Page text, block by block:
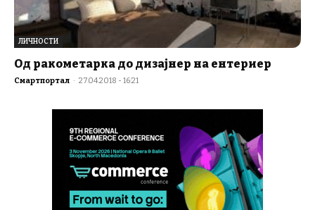
ЛИЧНОСТИ
Од ракометарка до дизајнер на ентериер
Смартпортал - 27.04.2018 - 16:21